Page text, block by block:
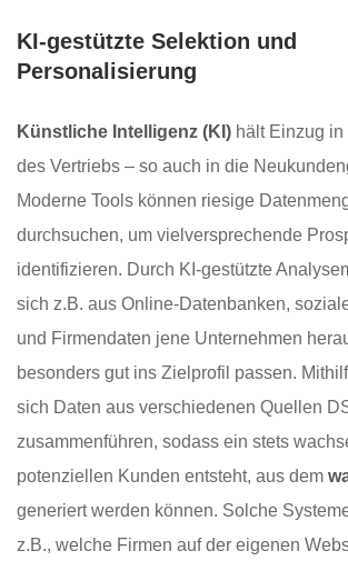
KI-gestützte Selektion und
Personalisierung
Künstliche Intelligenz (KI) hält Einzug
des Vertriebs – so auch in die
Moderne Tools können riesige
durchsuchen, um vielversprechende
identifizieren. Durch KI-gestützte
sich z.B. aus Online-Datenbanken,
und Firmendaten jene Unternehmen
besonders gut ins Zielprofil passen.
sich Daten aus verschiedenen Quellen
zusammenführen, sodass ein stets
potenziellen Kunden entsteht, aus dem
generiert werden können. Solche
z.B., welche Firmen auf der eigenen